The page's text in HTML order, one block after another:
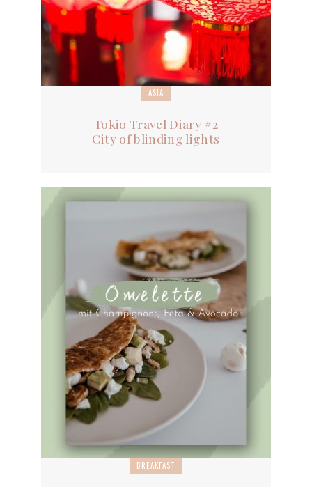
ASIA
Tokio Travel Diary #2
City of blinding lights
BREAKFAST